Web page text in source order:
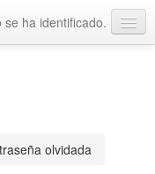
se ha identificado.
olvidada